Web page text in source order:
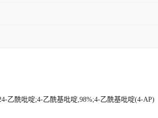
乙酰吡啶;4-乙酰基吡啶,98%;4-乙酰基吡啶(4-AP)